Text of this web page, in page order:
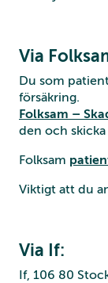
Via
Du som
försäkring.
Folksam –
den och
Folksam
Viktigt att du
Via If:
If, 106 80